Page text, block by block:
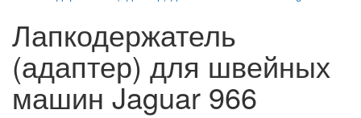
Лапкодержатель
(адаптер) для швейных
машин Jaguar 966